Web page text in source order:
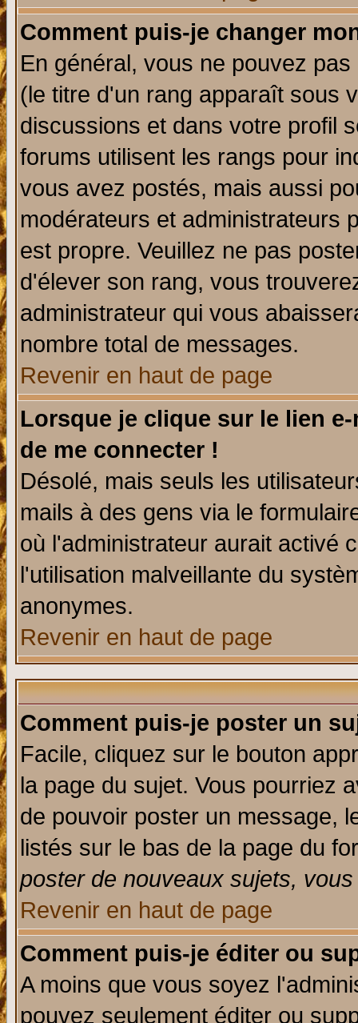
Comment puis-je changer
En général, vous ne pouvez
(le titre d'un rang apparaît sous
discussions et dans votre profil
forums utilisent les rangs pour
vous avez postés, mais aussi
modérateurs et administrateurs
est propre. Veuillez ne pas
d'élever son rang, vous
administrateur qui vous
nombre total de messages.
Revenir en haut de page
Lorsque je clique sur le lien
de me connecter !
Désolé, mais seuls les
mails à des gens via le
où l'administrateur aurait activé
l'utilisation malveillante du
anonymes.
Revenir en haut de page
Comment puis-je poster un
Facile, cliquez sur le bouton
la page du sujet. Vous pourriez
de pouvoir poster un message,
listés sur le bas de la page du
poster de nouveaux sujets,
Revenir en haut de page
Comment puis-je éditer ou
A moins que vous soyez
pouvez seulement éditer ou